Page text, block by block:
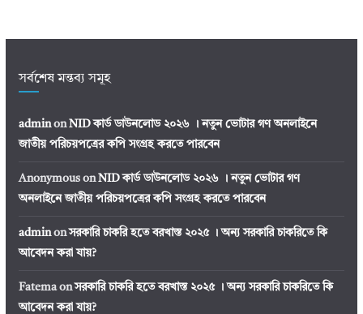
সর্বশেষ মন্তব্য সমূহ
adminon NID কার্ড ডাউনলোড ২০২৬ । নতুন ভোটার গণ অনলাইনে
জাতীয় পরিচয়পত্রের কপি সংগ্রহ করতে পারবেন
Anonymouson NID কার্ড ডাউনলোড ২০২৬ । নতুন ভোটার গণ
অনলাইনে জাতীয় পরিচয়পত্রের কপি সংগ্রহ করতে পারবেন
adminonসরকারি চাকরি হতে বরখাস্ত ২০২৫ । অন্য সরকারি চাকরিতে কি
আবেদন করা যায়?
Fatemaonসরকারি চাকরি হতে বরখাস্ত ২০২৫ । অন্য সরকারি চাকরিতে কি
আবেদন করা যায়?